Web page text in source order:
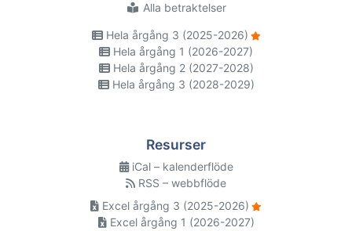
Alla betraktelser
Hela årgång 3 (2025-2026)
Hela årgång 1 (2026-2027)
Hela årgång 2 (2027-2028)
Hela årgång 3 (2028-2029)
Resurser
iCal – kalenderflöde
RSS – webbflöde
Excel årgång 3 (2025-2026)
Excel årgång 1 (2026-2027)